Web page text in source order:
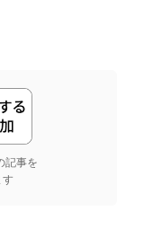
記事を